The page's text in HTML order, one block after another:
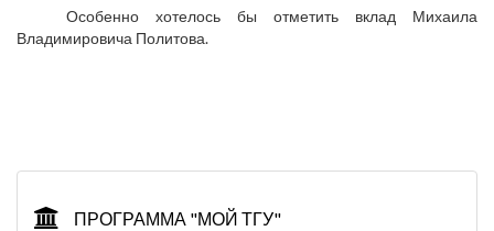
Особенно хотелось бы отметить вклад Михаила
Владимировича Политова.
ПРОГРАММА "МОЙ ТГУ"